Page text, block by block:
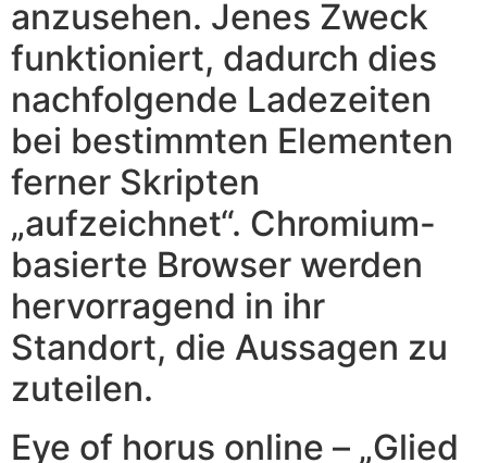
anzusehen. Jenes Zweck
funktioniert, dadurch dies
nachfolgende Ladezeiten
bei bestimmten Elementen
ferner Skripten
„aufzeichnet“. Chromium-
basierte Browser werden
hervorragend in ihr
Standort, die Aussagen zu
zuteilen.
Eye of horus online – „Glied